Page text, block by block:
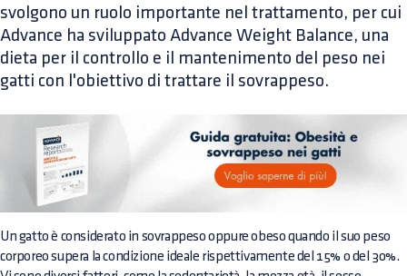
svolgono un ruolo importante nel trattamento, per cui
Advance ha sviluppato Advance Weight Balance, una
dieta per il controllo e il mantenimento del peso nei
gatti con l'obiettivo di trattare il sovrappeso.
Un gatto è considerato in sovrappeso oppure obeso quando il suo peso
corporeo supera la condizione ideale rispettivamente del 15% o del 30%.